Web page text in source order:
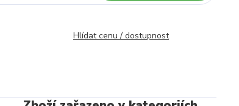
Hlídat cenu / dostupnost